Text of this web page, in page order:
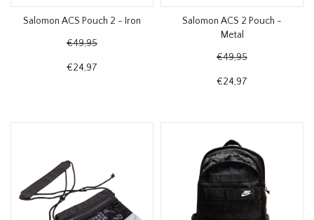
Salomon ACS Pouch 2 - Iron
€49,95
€24,97
Salomon ACS 2 Pouch -
Metal
€49,95
€24,97